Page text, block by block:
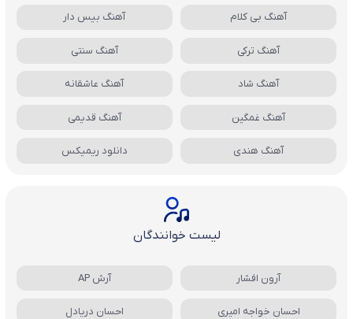
آهنگ بی کلام آهنگ بیس دار
آهنگ ترکی آهنگ سنتی
آهنگ شاد آهنگ عاشقانه
آهنگ غمگین آهنگ قدیمی
آهنگ هندی دانلود ریمیکس
لیست خوانندگان
آرون افشار آرش AP
احسان خواجه امیری احسان دریادل